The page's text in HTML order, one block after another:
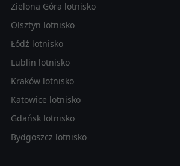
Zielona Góra lotnisko
Olsztyn lotnisko
Łódź lotnisko
Lublin lotnisko
Kraków lotnisko
Katowice lotnisko
Gdańsk lotnisko
Bydgoszcz lotnisko